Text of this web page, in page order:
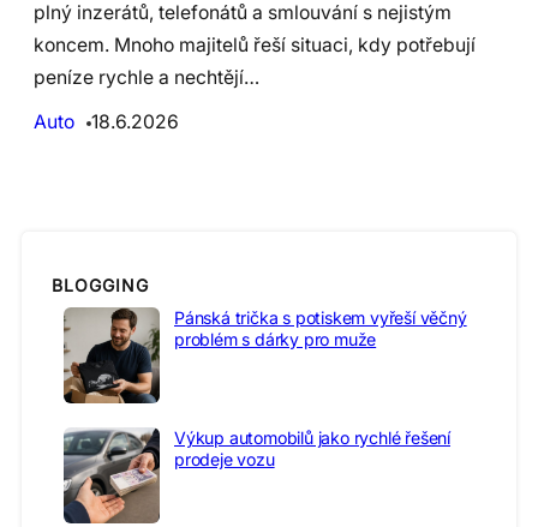
plný inzerátů, telefonátů a smlouvání s nejistým
koncem. Mnoho majitelů řeší situaci, kdy potřebují
peníze rychle a nechtějí…
Auto
18.6.2026
BLOGGING
Pánská trička s potiskem vyřeší věčný
problém s dárky pro muže
Výkup automobilů jako rychlé řešení
prodeje vozu